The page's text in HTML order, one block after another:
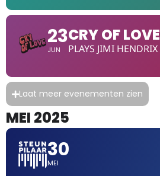
23
JUN
CRY OF LOVE
PLAYS JIMI HENDRIX
Laat meer evenementen zien
MEI 2025
30
MEI